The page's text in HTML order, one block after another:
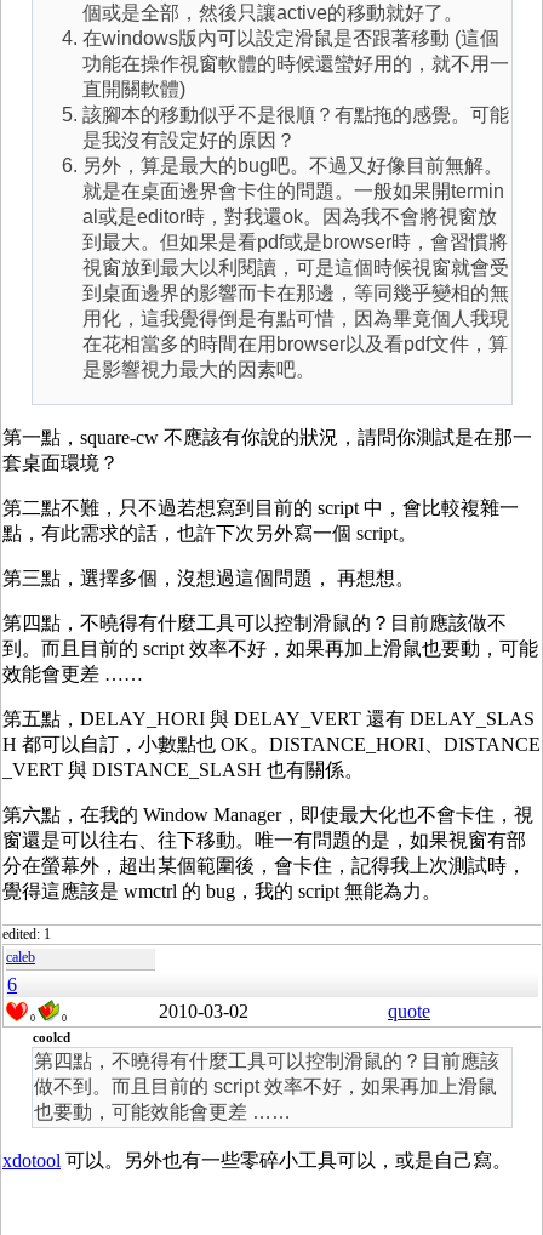
個或是全部，然後只讓active的移動就好了。
在windows版內可以設定滑鼠是否跟著移動 (這個
功能在操作視窗軟體的時候還蠻好用的，就不用一
直開關軟體)
該腳本的移動似乎不是很順？有點拖的感覺。可能
是我沒有設定好的原因？
另外，算是最大的bug吧。不過又好像目前無解。
就是在桌面邊界會卡住的問題。一般如果開termin
al或是editor時，對我還ok。因為我不會將視窗放
到最大。但如果是看pdf或是browser時，會習慣將
視窗放到最大以利閱讀，可是這個時候視窗就會受
到桌面邊界的影響而卡在那邊，等同幾乎變相的無
用化，這我覺得倒是有點可惜，因為畢竟個人我現
在花相當多的時間在用browser以及看pdf文件，算
是影響視力最大的因素吧。
第一點，square-cw 不應該有你說的狀況，請問你測試是在那一
套桌面環境？
第二點不難，只不過若想寫到目前的 script 中，會比較複雜一
點，有此需求的話，也許下次另外寫一個 script。
第三點，選擇多個，沒想過這個問題， 再想想。
第四點，不曉得有什麼工具可以控制滑鼠的？目前應該做不
到。而且目前的 script 效率不好，如果再加上滑鼠也要動，可能
效能會更差 ……
第五點，DELAY_HORI 與 DELAY_VERT 還有 DELAY_SLAS
H 都可以自訂，小數點也 OK。DISTANCE_HORI、DISTANCE
_VERT 與 DISTANCE_SLASH 也有關係。
第六點，在我的 Window Manager，即使最大化也不會卡住，視
窗還是可以往右、往下移動。唯一有問題的是，如果視窗有部
分在螢幕外，超出某個範圍後，會卡住，記得我上次測試時，
覺得這應該是 wmctrl 的 bug，我的 script 無能為力。
edited: 1
caleb
6
0 0 2010-03-02 quote
coolcd
第四點，不曉得有什麼工具可以控制滑鼠的？目前應該
做不到。而且目前的 script 效率不好，如果再加上滑鼠
也要動，可能效能會更差 ……
xdotool 可以。另外也有一些零碎小工具可以，或是自己寫。